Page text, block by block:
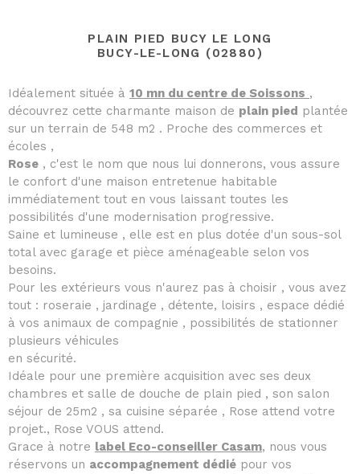
PLAIN PIED BUCY LE LONG
BUCY-LE-LONG (02880)
Idéalement située à 10 mn du centre de Soissons ,
découvrez cette charmante maison de plain pied plantée
sur un terrain de 548 m2 . Proche des commerces et
écoles ,
Rose , c'est le nom que nous lui donnerons, vous assure
le confort d'une maison entretenue habitable
immédiatement tout en vous laissant toutes les
possibilités d'une modernisation progressive.
Saine et lumineuse , elle est en plus dotée d'un sous-sol
total avec garage et pièce aménageable selon vos
besoins.
Pour les extérieurs vous n'aurez pas à choisir , vous avez
tout : roseraie , jardinage , détente, loisirs , espace dédié
à vos animaux de compagnie , possibilités de stationner
plusieurs véhicules
en sécurité.
Idéale pour une première acquisition avec ses deux
chambres et salle de douche de plain pied , son salon
séjour de 25m2 , sa cuisine séparée , Rose attend votre
projet., Rose VOUS attend.
Grace à notre label Eco-conseiller Casam, nous vous
réservons un accompagnement dédié pour vos